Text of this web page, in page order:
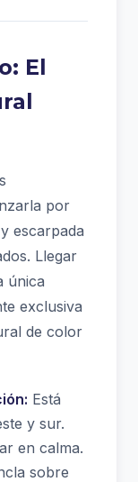
El
por
escarpada
Llegar
única
exclusiva
de color
Está
y sur.
en calma.
sobre